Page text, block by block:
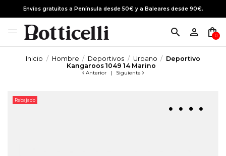
Envíos gratuitos a Península desde 50€ y a Baleares desde 90€.
search person_outline shopping_bag
0
Inicio Hombre Deportivos Urbano
Deportivo
Kangaroos 1049 14 Marino
Anterior | Siguiente
Rebajado